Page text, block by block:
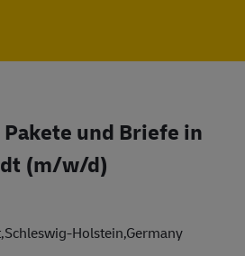
und Briefe in
(m/w/d)
Holstein,Germany